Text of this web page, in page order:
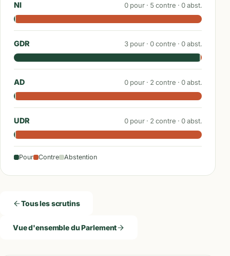
NI 0 pour · 5contre · 0abst.
GDR 3 pour · 0contre · 0abst.
AD 0 pour · 2 contre · 0abst.
UDR 0 pour · 2 contre · 0abst.
Pour Contre Abstention
Tous les scrutins
Vue d'ensemble du Parlement